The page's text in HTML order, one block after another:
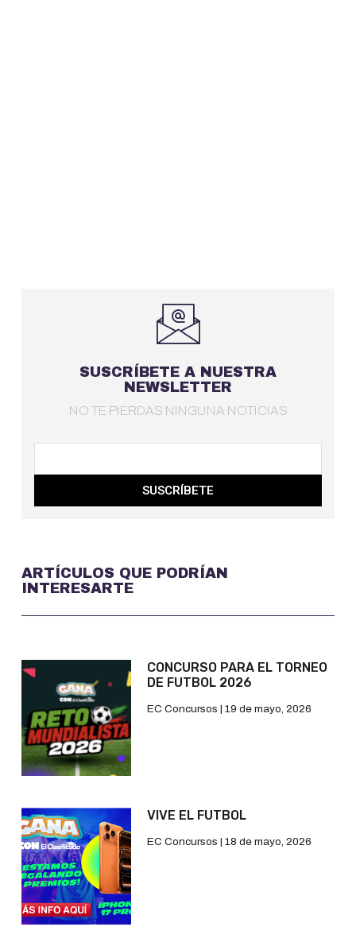
SUSCRÍBETE A NUESTRA
NEWSLETTER
NO TE PIERDAS NINGUNA NOTICIAS
SUSCRÍBETE
ARTÍCULOS QUE PODRÍAN
INTERESARTE
CONCURSO PARA EL TORNEO
DE FUTBOL 2026
EC Concursos 19 de mayo, 2026
VIVE EL FUTBOL
EC Concursos 18 de mayo, 2026